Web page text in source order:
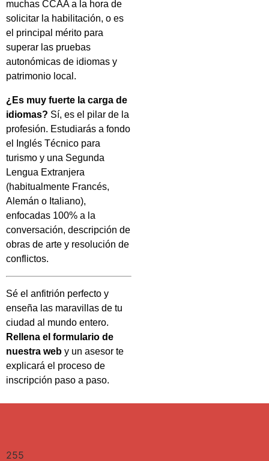
muchas CCAA a la hora de
solicitar la habilitación, o es
el principal mérito para
superar las pruebas
autonómicas de idiomas y
patrimonio local.
¿Es muy fuerte la carga de
idiomas? Sí, es el pilar de la
profesión. Estudiarás a fondo
el Inglés Técnico para
turismo y una Segunda
Lengua Extranjera
(habitualmente Francés,
Alemán o Italiano),
enfocadas 100% a la
conversación, descripción de
obras de arte y resolución de
conflictos.
Sé el anfitrión perfecto y
enseña las maravillas de tu
ciudad al mundo entero.
Rellena el formulario de
nuestra web y un asesor te
explicará el proceso de
inscripción paso a paso.
255